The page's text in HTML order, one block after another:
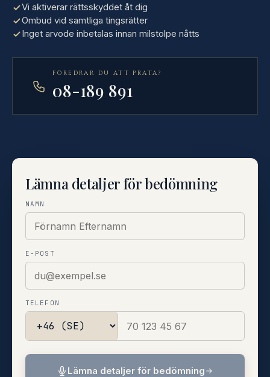
Vi aktiverar rättsskyddet åt dig
Ombud vid samtliga tingsrätter
Inget arvode inbetalas innan milstolpe nåtts
FÖREDRAR DU ATT PRATA?
08-189 891
Lämna detaljer för bedömning
NAMN
E-POST
TELEFON
Lämna detaljer för bedömning